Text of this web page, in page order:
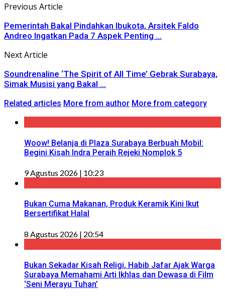
Previous Article
Pemerintah Bakal Pindahkan Ibukota, Arsitek Faldo
Andreo Ingatkan Pada 7 Aspek Penting ...
Next Article
Soundrenaline ‘The Spirit of All Time’ Gebrak Surabaya,
Simak Musisi yang Bakal ...
Related articles More from author More from category
Woow! Belanja di Plaza Surabaya Berbuah Mobil:
Begini Kisah Indra Peraih Rejeki Nomplok 5
9 Agustus 2026 | 10:23
Bukan Cuma Makanan, Produk Keramik Kini Ikut
Bersertifikat Halal
8 Agustus 2026 | 20:54
Bukan Sekadar Kisah Religi, Habib Jafar Ajak Warga
Surabaya Memahami Arti Ikhlas dan Dewasa di Film
‘Seni Merayu Tuhan’